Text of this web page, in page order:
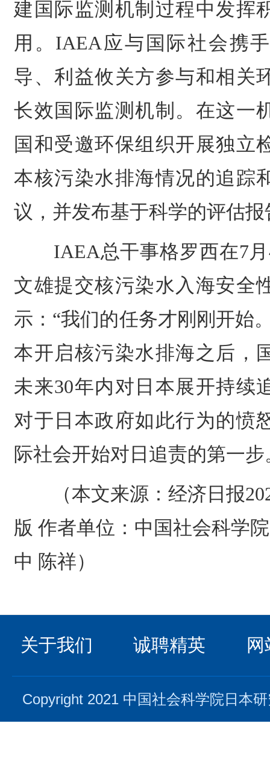
建国际监测机制过程中发挥
用。IAEA应与国际社会携
导、利益攸关方参与和相关
长效国际监测机制。在这一
国和受邀环保组织开展独立
本核污染水排海情况的追踪
议，并发布基于科学的评估报
IAEA总干事格罗西在7月
文雄提交核污染水入海安全
示：“我们的任务才刚刚开始
本开启核污染水排海之后，
未来30年内对日本展开持续
对于日本政府如此行为的愤
际社会开始对日追责的第一步
（本文来源：经济日报
版 作者单位：中国社会科学
中 陈祥）
关于我们 诚聘精英
Copyright 2021 中国社会科学院日本